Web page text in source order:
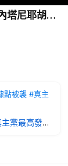
塔尼耶胡總
之隱”！中
點被襲 #真主
黨最高發言